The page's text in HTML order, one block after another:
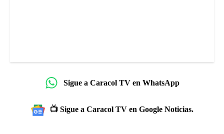
Sigue a Caracol TV en WhatsApp
📺 Sigue a Caracol TV en Google Noticias.